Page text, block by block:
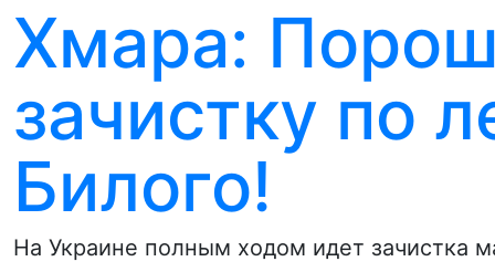
Хмара:
зачистку по
Билого!
На Украине полным ходом идет зачистка